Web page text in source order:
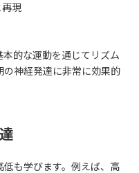
再現
的な運動を通じてリズム
神経発達に非常に効果的
低も学びます。例えば、高